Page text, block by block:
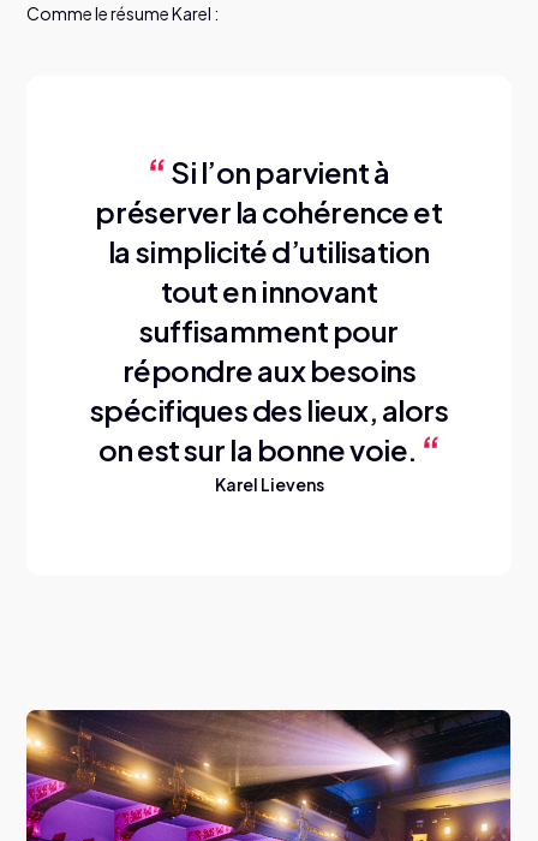
Comme le résume Karel :
Si l’on parvient à
préserver la cohérence et
la simplicité d’utilisation
tout en innovant
suffisamment pour
répondre aux besoins
spécifiques des lieux, alors
on est sur la bonne voie.
Karel Lievens